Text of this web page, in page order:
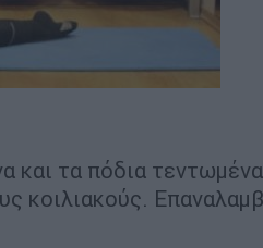
και τα πόδια
κοιλιακούς.